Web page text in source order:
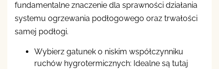
fundamentalne znaczenie dla sprawności działania
systemu ogrzewania podłogowego oraz trwałości
samej podłogi.
Wybierz gatunek o niskim współczynniku
ruchów hygrotermicznych: Idealne są tutaj